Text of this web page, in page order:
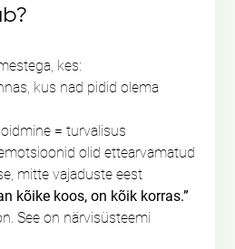
kes:
kus nad pidid olema
= turvalisus
olid ettearvamatud
mitte vajaduste eest
kõike koos, on kõik korras.”
See on närvisüsteemi